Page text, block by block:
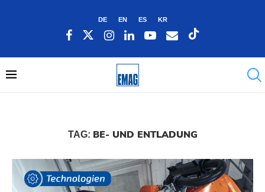
DE EN ES KR
TAG: BE- UND ENTLADUNG